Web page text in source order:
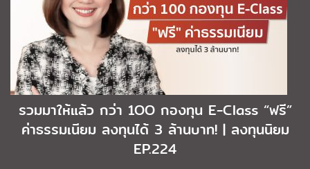
รวมมาให้แล้ว กว่า 1OO กองทุน E-Class “ฟรี”
ค่าธรรมเนียม ลงทุนได้ 3 ล้านบาท! | ลงทุนนิยม
EP.224